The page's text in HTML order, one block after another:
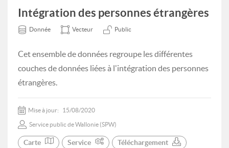
Intégration des personnes étrangères
Donnée Vecteur Public
Cet ensemble de données regroupe les différentes
couches de données liées à l'intégration des personnes
étrangères.
Mise à jour: 15/08/2020
Service public de Wallonie (SPW)
Carte Service Téléchargement